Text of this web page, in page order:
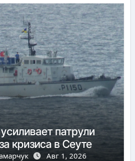
патрули
кризиса в Сеуте
Авг 1, 2026